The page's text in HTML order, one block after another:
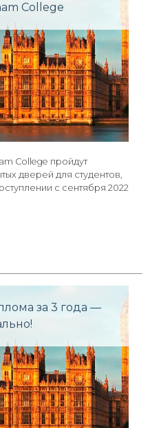
College
College пройдут
дверей для студентов,
с сентября 2022
за 3 года —